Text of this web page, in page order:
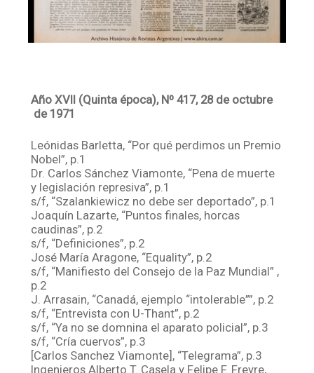
Año XVII (Quinta época), Nº 417, 28 de octubre
de 1971
Leónidas Barletta, “Por qué perdimos un Premio
Nobel”, p.1
Dr. Carlos Sánchez Viamonte, “Pena de muerte
y legislación represiva”, p.1
s/f, “Szalankiewicz no debe ser deportado”, p.1
Joaquín Lazarte, “Puntos finales, horcas
caudinas”, p.2
s/f, “Definiciones”, p.2
José María Aragone, “Equality”, p.2
s/f, “Manifiesto del Consejo de la Paz Mundial” ,
p.2
J. Arrasain, “Canadá, ejemplo “intolerable””, p.2
s/f, “Entrevista con U-Thant”, p.2
s/f, “Ya no se domnina el aparato policial”, p.3
s/f, “Cría cuervos”, p.3
[Carlos Sanchez Viamonte], “Telegrama”, p.3
Ingenieros Alberto T. Casela y Felipe F. Freyre,